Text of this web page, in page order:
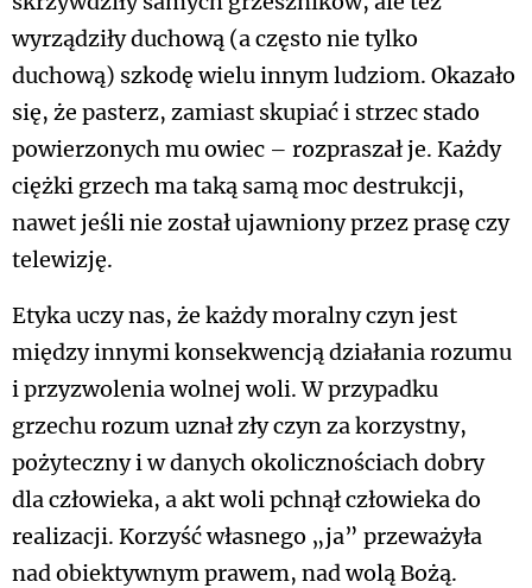
wyrządziły duchową (a często nie tylko
duchową) szkodę wielu innym ludziom. Okazało
się, że pasterz, zamiast skupiać i strzec stado
powierzonych mu owiec – rozpraszał je. Każdy
ciężki grzech ma taką samą moc destrukcji,
nawet jeśli nie został ujawniony przez prasę czy
telewizję.
Etyka uczy nas, że każdy moralny czyn jest
między innymi konsekwencją działania rozumu
i przyzwolenia wolnej woli. W przypadku
grzechu rozum uznał zły czyn za korzystny,
pożyteczny i w danych okolicznościach dobry
dla człowieka, a akt woli pchnął człowieka do
realizacji. Korzyść własnego „ja” przeważyła
nad obiektywnym prawem, nad wolą Bożą.